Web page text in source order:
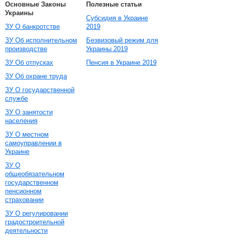
Основные Законы
Украины
ЗУ О банкротстве
ЗУ Об исполнительном
производстве
ЗУ Об отпусках
ЗУ Об охране труда
ЗУ О государственной
службе
ЗУ О занятости
населения
ЗУ О местном
самоуправлении в
Украине
ЗУ О
общеобязательном
государственном
пенсионном
страховании
ЗУ О регулировании
градостроительной
деятельности
Полезные статьи
Субсидия в Украине
2019
Безвизовый режим для
Украины 2019
Пенсия в Украине 2019